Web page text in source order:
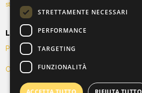
stagioneteatrale@teatroverdionline.it
Legal
Privacy Policy
Cookie Policy
STRETTAMENTE NECESSARI
PERFORMANCE
TARGETING
FUNZIONALITÀ